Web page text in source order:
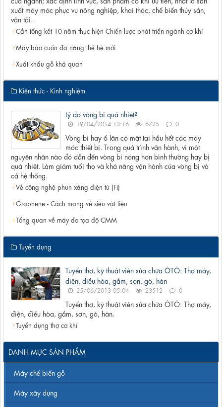
xuất máy móc phục vụ nông nghiệp, khai thác, chế biến thủy sản,
vận tải.
Cần tổng kết 10 năm thực hiện Chiến lược phát triển ngành cơ khí
Máy bào cuốn đa năng thế hệ mới
Xuất khẩu gỗ khả quan
Kiến thức - Kinh nghiệm
Lý do vòng bi quá nhiệt?
19/04/2014 13:16 6725 0
Vòng bi hay ổ lăn có mặt tại hầu hết các máy
móc thiết bị. Trong quá trình vận hành, vì một
nguyên nhân nào đó dẫn đến vòng bi nóng hơn bình thường hay bị
quá nhiệt. Làm giảm tuổi thọ và khả năng vận hành của vòng bị và
cả hệ thống.
Về công nghệ phun xăng điện tử (Fi)
Graphene - Cách mạng về siêu vật liệu
Tổng quan về máy đo tọa độ CMM
Tuyển dụng
Tuyển thợ, kỹ thuật viên sửa chữa ÔTÔ: Thợ máy,
điện, điều hòa, gầm, sơn, gò, hàn
25/06/2013 05:04 23512 0
Tuyển thợ, kỹ thuật viên sửa chữa ÔTÔ: Thợ máy,
điện, điều hòa, gầm, sơn, gò, hàn.
Tuyển dụng thợ cơ khí
DANH MỤC SẢN PHẨM
Máy chế biến gỗ
Máy xây dựng